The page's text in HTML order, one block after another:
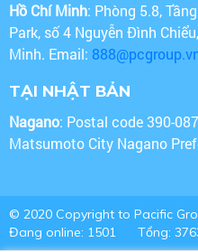
Hồ Chí Minh: Phòng 5.8,
Park, số 4 Nguyễn Đình
Minh. Email:
TẠI NHẬT BẢN
Nagano: Postal code 390-
Matsumoto City Nagano
© 2020 Copyright to Pacific
Đang online: 1501
Tổng: